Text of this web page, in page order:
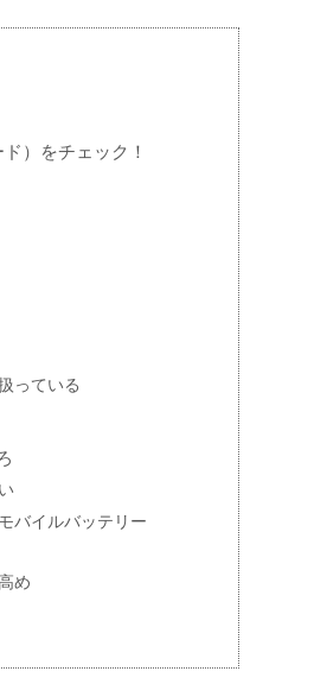
）をチェック！
っている
バイルバッテリー
め